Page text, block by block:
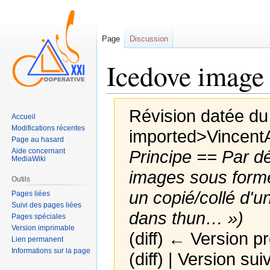
Icedove
Révision datée
Principe == Par
images sous
un copié/collé
dans thun… »)
(diff) ← Version
(diff) | Version
Page Discussion
Accueil
Modifications récentes
Page au hasard
Aide concernant
MediaWiki
Outils
Pages liées
Suivi des pages liées
Pages spéciales
Version imprimable
Lien permanent
Informations sur la page